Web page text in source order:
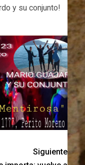
y su conjunto!
Siguiente